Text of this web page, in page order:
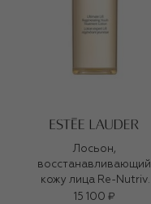
Лосьон,
восстанавливающий
кожу лица Re-Nutriv
(200ml)
15 100 ₽